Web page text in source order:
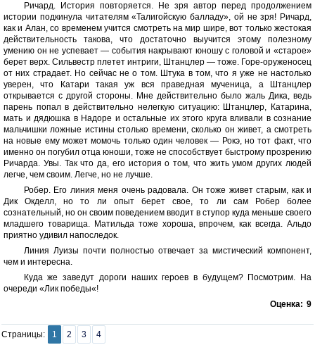
Ричард. История повторяется. Не зря автор перед продолжением
истории подкинула читателям «Талигойскую балладу», ой не зря! Ричард,
как и Алан, со временем учится смотреть на мир шире, вот только жестокая
действительность такова, что достаточно выучится этому полезному
умению он не успевает — события накрывают юношу с головой и «старое»
берет верх. Сильвестр плетет интриги, Штанцлер — тоже. Горе-оруженосец
от них страдает. Но сейчас не о том. Штука в том, что я уже не настолько
уверен, что Катари такая уж вся праведная мученица, а Штанцлер
открывается с другой стороны. Мне действительно было жаль Дика, ведь
парень попал в действительно нелегкую ситуацию: Штанцлер, Катарина,
мать и дядюшка в Надоре и остальные их этого круга вливали в сознание
мальчишки ложные истины столько времени, сколько он живет, а смотреть
на новые ему может момочь только один человек — Рокэ, но тот факт, что
именно он погубил отца юноши, тоже не способствует быстрому прозрению
Ричарда. Увы. Так что да, его история о том, что жить умом других людей
легче, чем своим. Легче, но не лучше.
Робер. Его линия меня очень радовала. Он тоже живет старым, как и
Дик Окделл, но то ли опыт берет свое, то ли сам Робер более
сознательный, но он своим поведением вводит в ступор куда меньше своего
младшего товарища. Матильда тоже хороша, впрочем, как всегда. Альдо
приятно удивил напоследок.
Линия Луизы почти полностью отвечает за мистический компонент,
чем и интересна.
Куда же заведут дороги наших героев в будущем? Посмотрим. На
очереди «Лик победы«!
Оценка: 9
Страницы: 1 2 3 4